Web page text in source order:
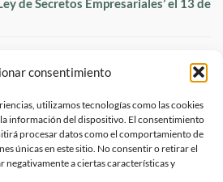
consentimiento
utilizamos tecnologías como las cookies
información del dispositivo. El consentimiento
procesar datos como el comportamiento de
únicas en este sitio. No consentir o retirar el
negativamente a ciertas características y
de Secretos Empresariales’ el 13 de
LEGAL